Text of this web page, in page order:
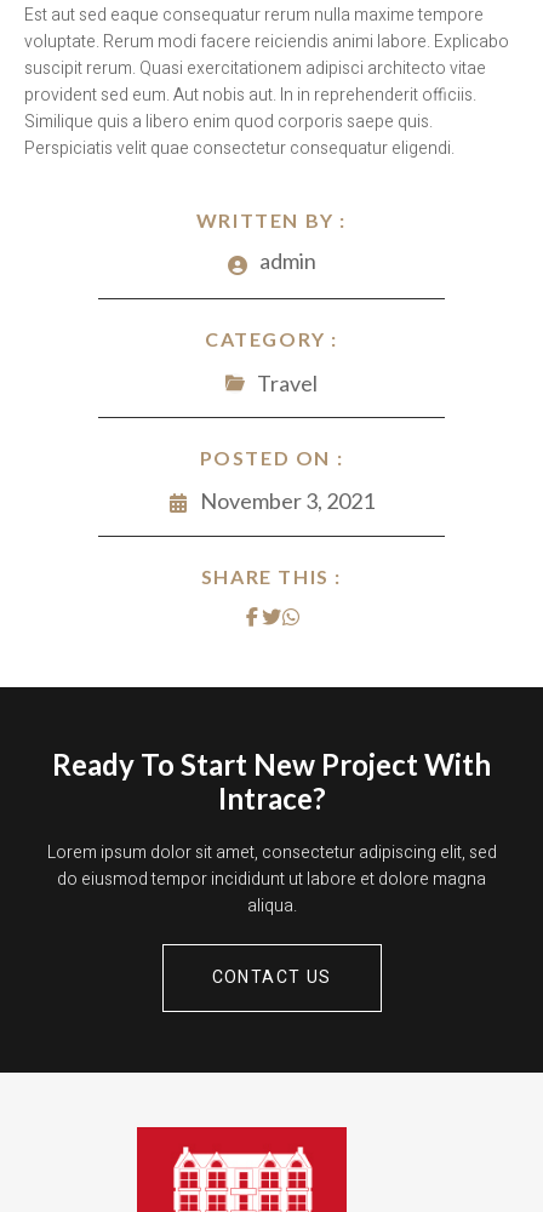
WRITTEN BY :
admin
CATEGORY :
Travel
POSTED ON :
November 3, 2021
SHARE THIS :
Est aut sed eaque consequatur rerum nulla maxime tempore
voluptate. Rerum modi facere reiciendis animi labore. Explicabo
suscipit rerum. Quasi exercitationem adipisci architecto vitae
provident sed eum. Aut nobis aut. In in reprehenderit officiis.
Similique quis a libero enim quod corporis saepe quis.
Perspiciatis velit quae consectetur consequatur eligendi.
Ready To Start New Project With
Intrace?
Lorem ipsum dolor sit amet, consectetur adipiscing elit, sed
do eiusmod tempor incididunt ut labore et dolore magna
aliqua.
CONTACT US